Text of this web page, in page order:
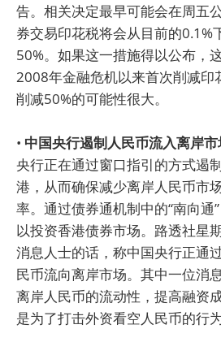
告。相关决定最早可能会在周五
券交易印花税将会从目前的0.1%
50%。如果这一措施得以公布，
2008年金融危机以来首次削减印
削减50%的可能性很大。
• 中国央行遏制人民币流入离岸
央行正在通过窗口指引的方式遏
港，从而确保减少离岸人民币市
率。通过债券通机制中的“南向通
以投资香港债券市场。路透社星
消息人士的话，称中国央行正通
民币流向离岸市场。其中一位消
离岸人民币的流动性，提高融资
是为了打击外资看空人民币的行为